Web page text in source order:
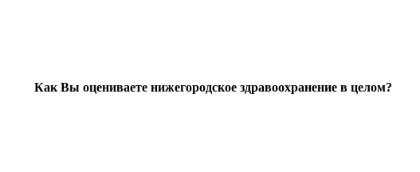
Как Вы оцениваете нижегородское здравоохранение в целом?